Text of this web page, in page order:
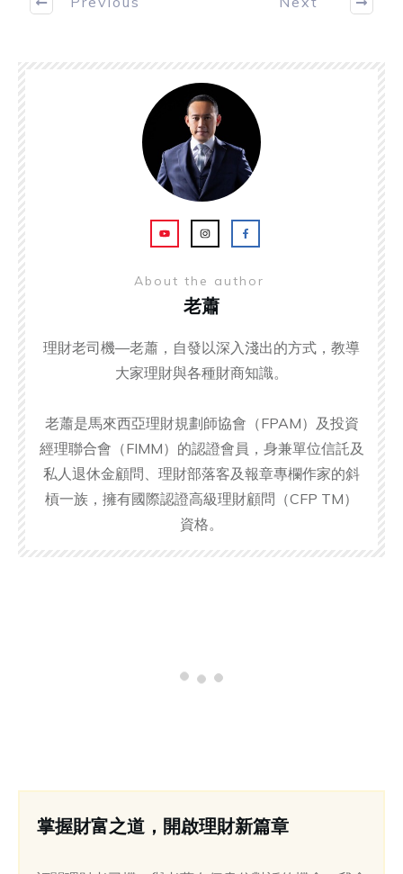
About the author
老蕭
理財老司機—老蕭，自發以深入淺出的方式，教導
大家理財與各種財商知識。
老蕭是馬來西亞理財規劃師協會（FPAM）及投資
經理聯合會（FIMM）的認證會員，身兼單位信託及
私人退休金顧問、理財部落客及報章專欄作家的斜
槓一族，擁有國際認證高級理財顧問（CFP TM）
資格。
掌握財富之道，開啟理財新篇章